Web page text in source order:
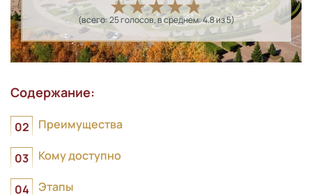
(всего:25голосов, в среднем:4.8из 5)
Содержание:
Преимущества
Кому доступно
Этапы